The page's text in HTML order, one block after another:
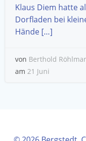
Klaus Diem hatte
Dorfladen bei
Hände […]
von Berthold
am 21 Juni